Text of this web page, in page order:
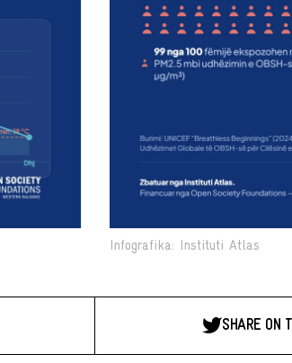
Infografika: Instituti Atlas
SHARE ON